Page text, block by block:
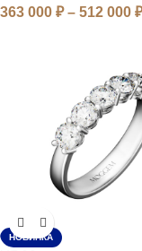
363 000 ₽ – 512 000 ₽
НОВИНКА